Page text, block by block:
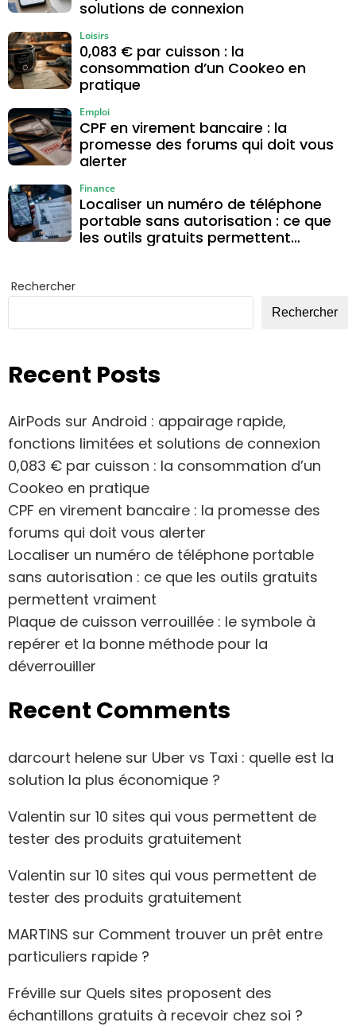
solutions de connexion
0,083 € par cuisson : la
consommation d’un Cookeo en
pratique
Loisirs
CPF en virement bancaire : la
promesse des forums qui doit vous
alerter
Emploi
Localiser un numéro de téléphone
portable sans autorisation : ce que
les outils gratuits permettent
Finance
Rechercher
Rechercher
Recent Posts
AirPods sur Android : appairage rapide,
fonctions limitées et solutions de connexion
0,083 € par cuisson : la consommation d’un
Cookeo en pratique
CPF en virement bancaire : la promesse des
forums qui doit vous alerter
Localiser un numéro de téléphone portable
sans autorisation : ce que les outils gratuits
permettent vraiment
Plaque de cuisson verrouillée : le symbole à
repérer et la bonne méthode pour la
déverrouiller
Recent Comments
darcourt helene sur Uber vs Taxi : quelle est la
solution la plus économique ?
Valentin sur 10 sites qui vous permettent de
tester des produits gratuitement
Valentin sur 10 sites qui vous permettent de
tester des produits gratuitement
MARTINS sur Comment trouver un prêt entre
particuliers rapide ?
Fréville sur Quels sites proposent des
échantillons gratuits à recevoir chez soi ?